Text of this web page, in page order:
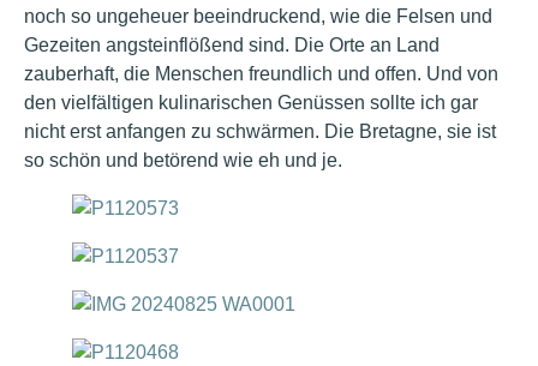
noch so ungeheuer beeindruckend, wie die Felsen und
Gezeiten angsteinflößend sind. Die Orte an Land
zauberhaft, die Menschen freundlich und offen. Und von
den vielfältigen kulinarischen Genüssen sollte ich gar
nicht erst anfangen zu schwärmen. Die Bretagne, sie ist
so schön und betörend wie eh und je.